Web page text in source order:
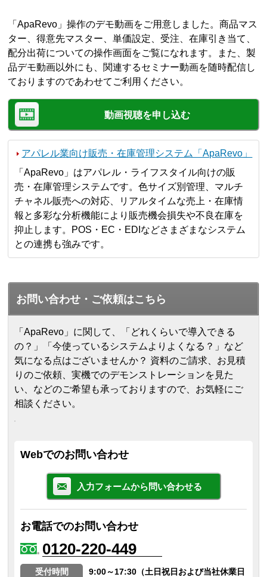
「ApaRevo」操作のデモ動画をご用意しました。商品マス
ター、得意先マスター、単価設定、受注、在庫引き当て、
配分出荷についての操作画面をご覧になれます。また、製
品デモ動画以外にも、関連するセミナー動画を随時配信し
ておりますのであわせてご利用ください。
動画視聴を申し込む
アパレル業向け販売・在庫管理システム「ApaRevo」
「ApaRevo」はアパレル・ライフスタイル向けの販
売・在庫管理システムです。色サイズ別管理、マルチ
チャネル販売への対応、リアルタイムな売上・在庫情
報と多彩な分析機能により販売機会損失や不良在庫を
抑止します。POS・EC・EDIなどさまざまなシステム
との連携も強みです。
お問い合わせ・ご依頼はこちら
「ApaRevo」に関して、「どれくらいで導入できる
の？」「今使っているシステムよりよくなる？」など
気になる点はございませんか？ 資料のご請求、お見積
りのご依頼、実機でのデモンストレーションを見た
い、などのご希望も承っておりますので、お気軽にご
相談ください。
Webでのお問い合わせ
入力フォームから問い合わせる
お電話でのお問い合わせ
0120-220-449
受付時間
9:00～17:30（土日祝日および当社休業日